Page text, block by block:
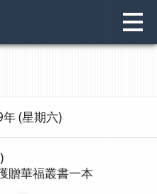
(星期六)
贈華福叢書一本